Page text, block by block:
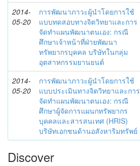
2014-
05-20
การพัฒนาภาวะผู้นำโดยการใช้
แบบทดสอบทางจิตวิทยาและการ
จัดทำแผนพัฒนาตนเอง: กรณี
ศึกษาเจ้าหน้าที่ฝ่ายพัฒนา
ทรัพยากรบุคคล บริษัทในกลุ่ม
อุตสาหกรรมยานยนต์
2014-
05-20
การพัฒนาภาวะผู้นำโดยการใช้
แบบประเมินทางจิตวิทยาและการ
จัดทำแผนพัฒนาตนเอง: กรณี
ศึกษาผู้จัดการแผนกทรัพยากร
บุคคลและสารสนเทศ (HRIS)
บริษัทเอกชนด้านอสังหาริมทรัพย์
Discover